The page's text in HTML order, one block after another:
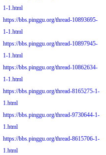
1-1.html
https://bbs.pinggu.org/thread-10893695-
1-1.html
https://bbs.pinggu.org/thread-10897945-
1-1.html
https://bbs.pinggu.org/thread-10862634-
1-1.html
https://bbs.pinggu.org/thread-8165275-1-
1.html
https://bbs.pinggu.org/thread-9730644-1-
1.html
https://bbs.pinggu.org/thread-8615706-1-
1.html